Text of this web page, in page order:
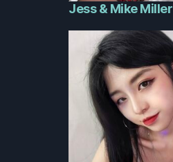
Jess & Mike Miller